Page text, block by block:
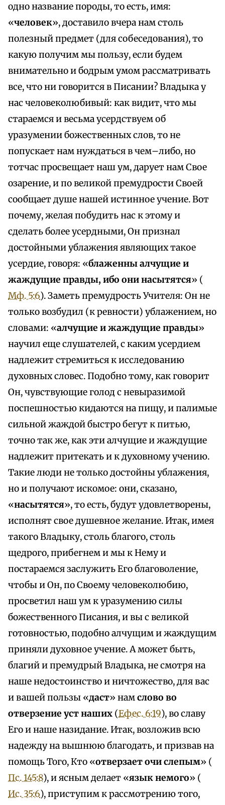
одно название породы, то есть, имя:
«человек», доставило вчера нам столь
полезный предмет (для собеседования), то
какую получим мы пользу, если будем
внимательно и бодрым умом рассматривать
все, что ни говорится в Писании? Владыка у
нас человеколюбивый: как видит, что мы
стараемся и весьма усердствуем об
уразумении божественных слов, то не
попускает нам нуждаться в чем–либо, но
тотчас просвещает наш ум, дарует нам Свое
озарение, и по великой премудрости Своей
сообщает душе нашей истинное учение. Вот
почему, желая побудить нас к этому и
сделать более усердными, Он признал
достойными ублажения являющих такое
усердие, говоря: «блаженны алчущие и
жаждущие правды, ибо они насытятся» (
Мф. 5:6). Заметь премудрость Учителя: Он не
только возбудил (к ревности) ублажением, но
словами: «алчущие и жаждущие правды»
научил еще слушателей, с каким усердием
надлежит стремиться к исследованию
духовных словес. Подобно тому, как говорит
Он, чувствующие голод с невыразимой
поспешностью кидаются на пищу, и палимые
сильной жаждой быстро бегут к питью,
точно так же, как эти алчущие и жаждущие
надлежит притекать и к духовному учению.
Такие люди не только достойны ублажения,
но и получают искомое: они, сказано,
«насытятся», то есть, будут удовлетворены,
исполнят свое душевное желание. Итак, имея
такого Владыку, столь благого, столь
щедрого, прибегнем и мы к Нему и
постараемся заслужить Его благоволение,
чтобы и Он, по Своему человеколюбию,
просветил наш ум к уразумению силы
божественного Писания, и вы с великой
готовностью, подобно алчущим и жаждущим
приняли духовное учение. А может быть,
благий и премудрый Владыка, не смотря на
наше недостоинство и ничтожество, для вас
и вашей пользы «даст» намслово во
отверзение уст наших (Ефес. 6:19), во славу
Его и наше назидание. Итак, возложив всю
надежду на вышнюю благодать, и призвав на
помощь Того, Кто «отверзает очи слепым» (
Пс. 145:8), и ясным делает «язык немого» (
Ис. 35:6), приступим к рассмотрению того,